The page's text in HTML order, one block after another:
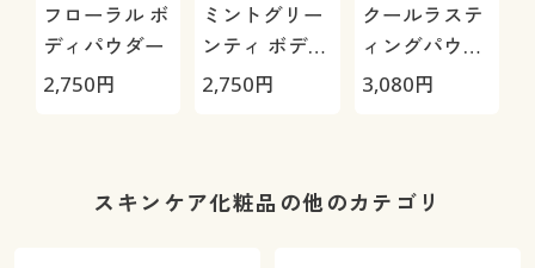
フローラル ボ
ディパウダー
2,750円
ミントグリー
ンティ ボディ
パウダー
2,750円
クールラステ
ィングパウダ
ーBB
3,080円
スキンケア化粧品の他のカテゴリ